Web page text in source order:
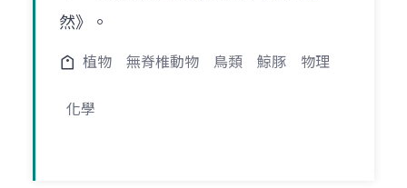
然》。
植物 無脊椎動物 鳥類 鯨豚 物理
化學